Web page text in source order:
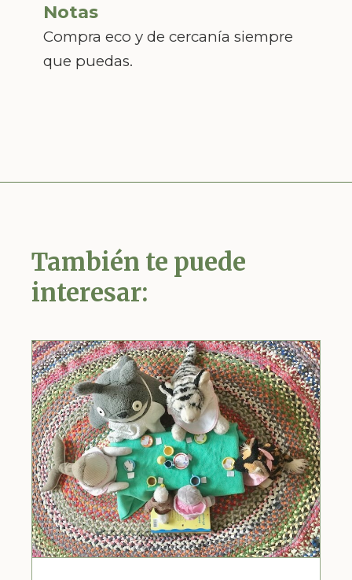
Notas
Compra eco y de cercanía siempre
que puedas.
También te puede
interesar: